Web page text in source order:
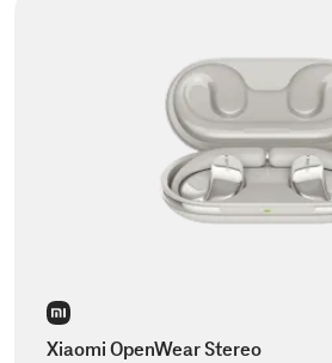
Xiaomi OpenWear Stereo